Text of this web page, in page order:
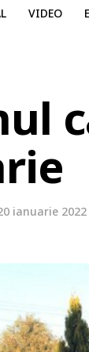
VIDEO
ianuarie 2022